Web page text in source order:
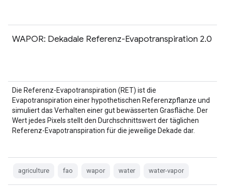
WAPOR: Dekadale Referenz-Evapotranspiration 2.0
Die Referenz-Evapotranspiration (RET) ist die
Evapotranspiration einer hypothetischen Referenzpflanze und
simuliert das Verhalten einer gut bewässerten Grasfläche. Der
Wert jedes Pixels stellt den Durchschnittswert der täglichen
Referenz-Evapotranspiration für die jeweilige Dekade dar.
agriculture fao wapor water water-vapor